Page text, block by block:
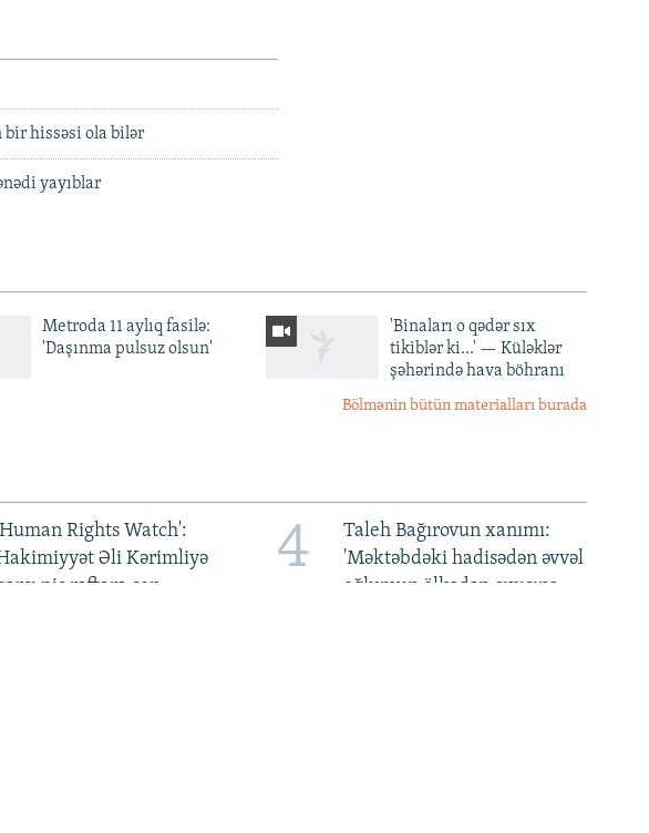
bir hissəsi ola bilər
yayıblar
Metroda 11 aylıq fasilə:
'Daşınma pulsuz olsun'
'Binaları o qədər sıx
tikiblər ki...' — Küləklər
şəhərində hava böhranı
Bölmənin bütün materialları burada
Rights Watch':
Əli Kərimliyə
pis rəftara son
4
Taleh Bağırovun xanımı:
'Məktəbdəki hadisədən əvvəl
oğlumun ölkədən çıxışına